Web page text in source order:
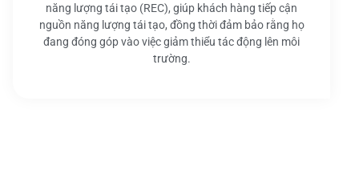
năng lượng tái tạo (REC), giúp khách hàng tiếp cận
nguồn năng lượng tái tạo, đồng thời đảm bảo rằng họ
đang đóng góp vào việc giảm thiểu tác động lên môi
trường.